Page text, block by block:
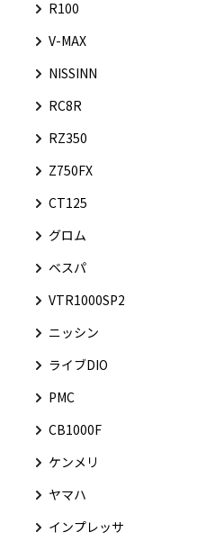
R100
V-MAX
NISSINN
RC8R
RZ350
Z750FX
CT125
グロム
ベスパ
VTR1000SP2
ニッシン
ライブDIO
PMC
CB1000F
ケンメリ
ヤマハ
インプレッサ